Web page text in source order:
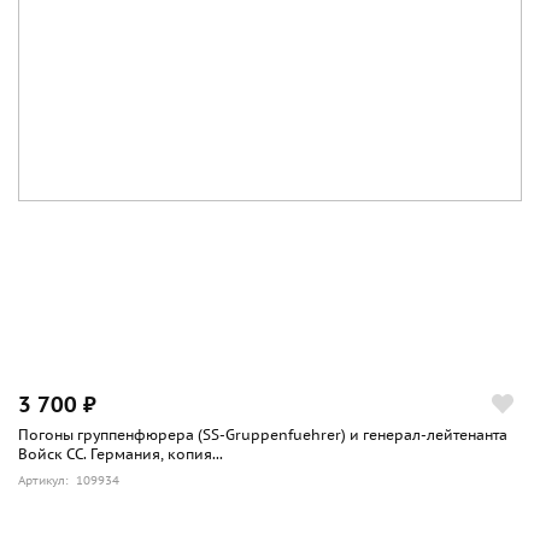
3 700 ₽
Погоны группенфюрера (SS-Gruppenfuehrer) и генерал-лейтенанта
Войск СС. Германия, копия...
Артикул: 109934